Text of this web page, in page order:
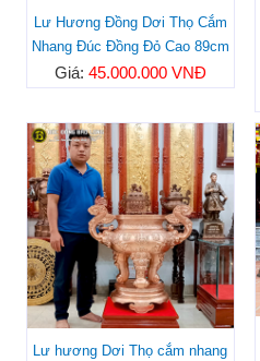
Lư Hương Đồng Dơi Thọ Cắm
Nhang Đúc Đồng Đỏ Cao 89cm
Giá: 45.000.000 VNĐ
Lư hương Dơi Thọ cắm nhang